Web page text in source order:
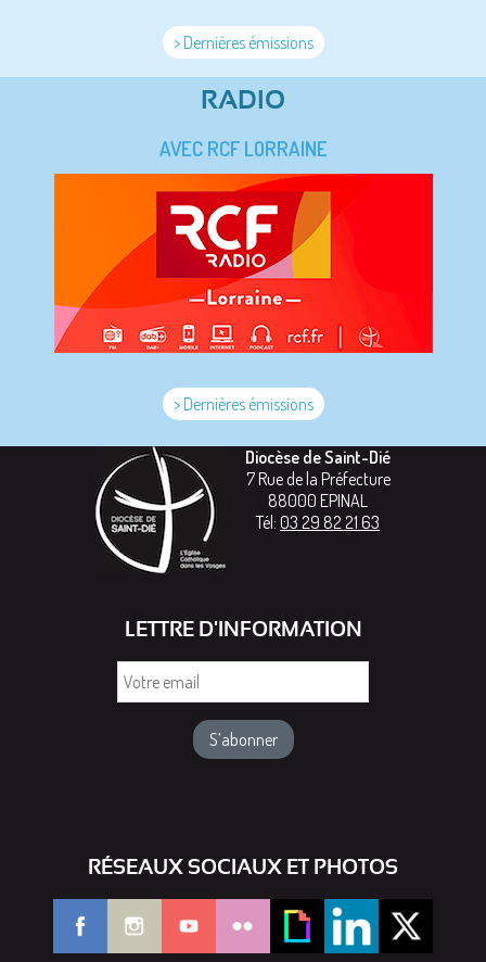
> Dernières émissions
RADIO
AVEC RCF LORRAINE
> Dernières émissions
Diocèse de Saint-Dié
7 Rue de la Préfecture
88000 EPINAL
Tél: 03 29 82 21 63
LETTRE D'INFORMATION
RÉSEAUX SOCIAUX ET PHOTOS